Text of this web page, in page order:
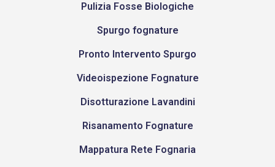
Pulizia Fosse Biologiche
Spurgo fognature
Pronto Intervento Spurgo
Videoispezione Fognature
Disotturazione Lavandini
Risanamento Fognature
Mappatura Rete Fognaria